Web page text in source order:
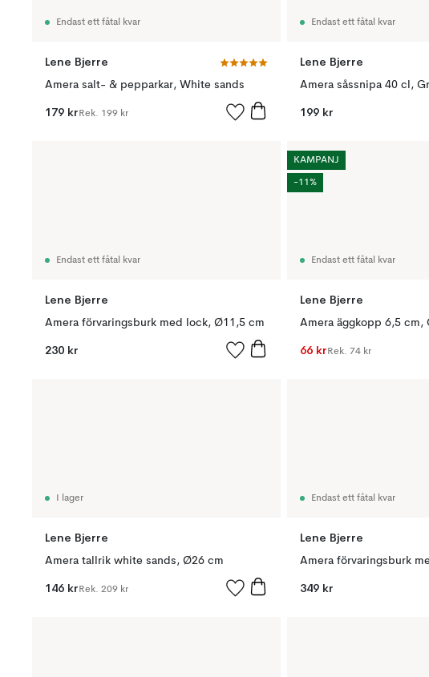
Endast ett fåtal kvar
Lene Bjerre
Amera salt- & pepparkar, White sands
179 kr Rek. 199 kr
Endast ett fåtal kvar
Lene Bjerre
Amera såssnipa 40 cl,
199 kr
Endast ett fåtal kvar
Lene Bjerre
Amera förvaringsburk med lock, Ø11,5 cm
230 kr
Endast ett fåtal kvar
Lene Bjerre
Amera äggkopp 6,5 cm,
66 kr Rek. 74 kr
KAMPANJ
-11%
I lager
Lene Bjerre
Amera tallrik white sands, Ø26 cm
146 kr Rek. 209 kr
Endast ett fåtal kvar
Lene Bjerre
349 kr